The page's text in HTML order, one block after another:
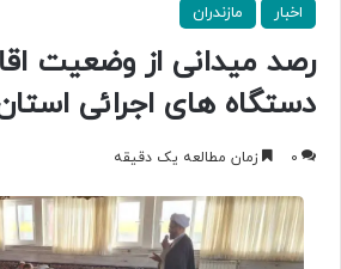
اخبار مازندران
رصد میدانی از وضعیت
دستگاه های اجرائی استان
0 زمان مطالعه یک دقیقه